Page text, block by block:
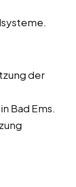
der
Bad Ems.